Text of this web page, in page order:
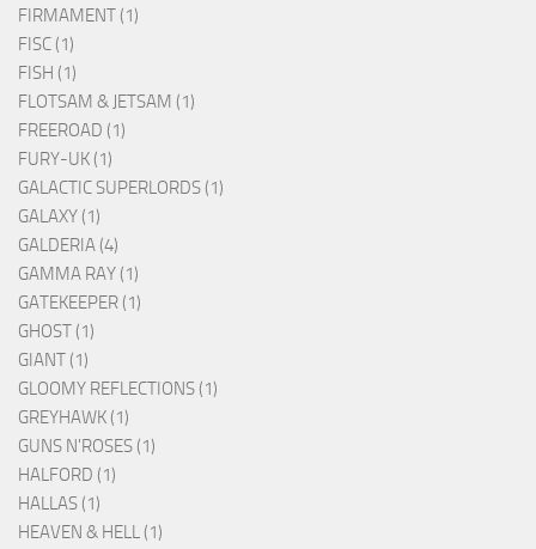
FIRMAMENT (1)
FISC (1)
FISH (1)
FLOTSAM & JETSAM (1)
FREEROAD (1)
FURY-UK (1)
GALACTIC SUPERLORDS (1)
GALAXY (1)
GALDERIA (4)
GAMMA RAY (1)
GATEKEEPER (1)
GHOST (1)
GIANT (1)
GLOOMY REFLECTIONS (1)
GREYHAWK (1)
GUNS N'ROSES (1)
HALFORD (1)
HALLAS (1)
HEAVEN & HELL (1)